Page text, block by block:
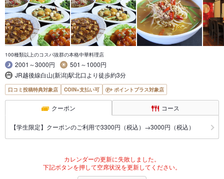
100種類以上のコスパ抜群の本格中華料理店
2001～3000円
501～1000円
JR越後線白山(新潟)駅北口より徒歩約3分
口コミ投稿特典対象店 COIN+支払い可 ポイントプラス対象店
クーポン コース
【学生限定】クーポンのご利用で3300円（税込）→3000円（税込）
カレンダーの更新に失敗しました。
下記ボタンを押して空席状況を更新してください。